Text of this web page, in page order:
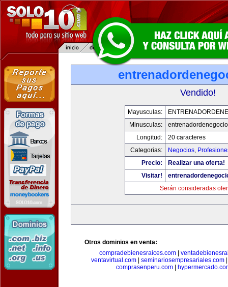
Vendido!
Mayusculas:
Minusculas:
Longitud:
20 caracteres
Categorias:
Negocios,
Precio:
Realizar una oferta!
Visitar!
Serán consideradas
Otros dominios en venta:
compradebienesraices.com
ventavirtual.com
seminariosempresariales.com
comprasenperu.com|